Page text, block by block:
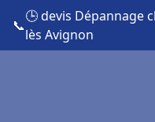
📞
🕒 devis Dépannage
lès Avignon